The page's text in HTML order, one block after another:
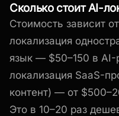
Сколько стоит AI-
Стоимость зависит
локализация
язык — $50–150 в AI-
локализация SaaS-
контент) — от
Это в 10–20 раз